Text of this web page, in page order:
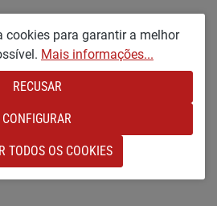
EM BRUTO]
Insira a
cookies para garantir a melhor
Mais informações...
RECUSAR
CONFIGURAR
TODOS OS COOKIES